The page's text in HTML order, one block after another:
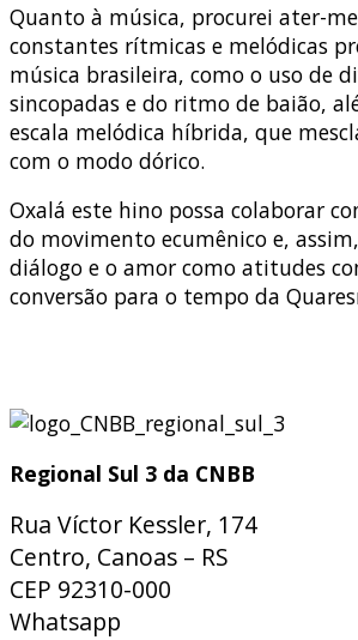
Quanto à música, procurei ater-
constantes rítmicas e melódicas
música brasileira, como o uso de
sincopadas e do ritmo de baião,
escala melódica híbrida, que
com o modo dórico.
Oxalá este hino possa colaborar
do movimento ecumênico e,
diálogo e o amor como atitudes
conversão para o tempo da
Regional Sul 3 da CNBB
Rua Víctor Kessler, 174
Centro, Canoas – RS
CEP 92310-000
Whatsapp